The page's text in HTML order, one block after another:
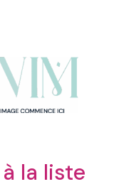
la liste